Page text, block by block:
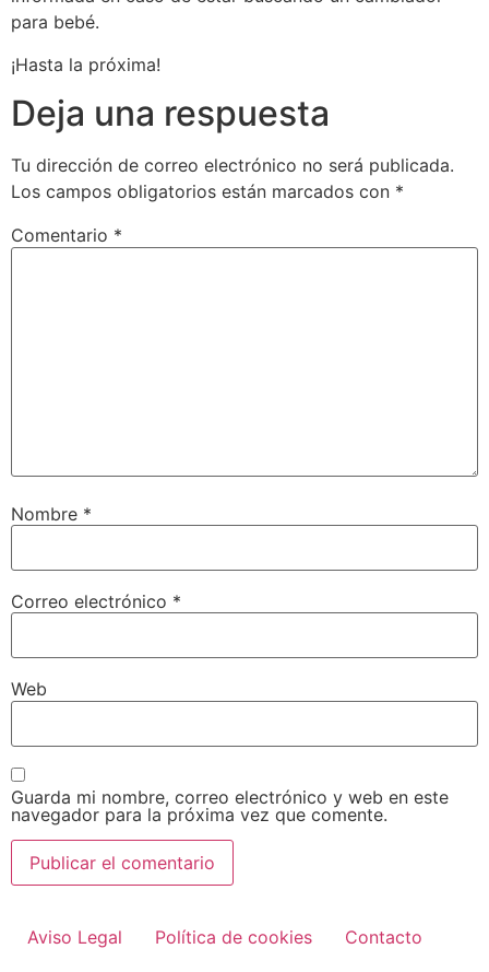
para bebé.
¡Hasta la próxima!
Deja una respuesta
Tu dirección de correo electrónico no será publicada.
Los campos obligatorios están marcados con *
Comentario *
Nombre *
Correo electrónico *
Web
Guarda mi nombre, correo electrónico y web en este
navegador para la próxima vez que comente.
Aviso Legal Política de cookies Contacto